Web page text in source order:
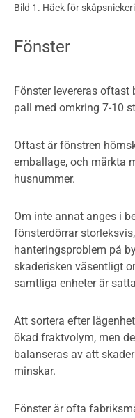
Bild 1. Häck för
Fönster
Fönster levereras oftast
pall med omkring 7-10
Oftast är fönstren
emballage, och märkta
husnummer.
Om inte annat anges i
fönsterdörrar
hanteringsproblem på
skaderisken väsentligt
samtliga enheter är
Att sortera efter
ökad fraktvolym, men
balanseras av att
minskar.
Fönster är ofta